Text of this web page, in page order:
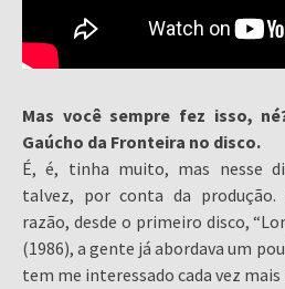
Mas você sempre fez isso,
Gaúcho da Fronteira no disco.
É, é, tinha muito, mas nesse
talvez, por conta da
razão, desde o primeiro disco,
(1986), a gente já abordava um
tem me interessado cada vez mais